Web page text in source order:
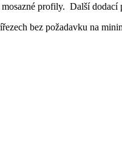
profily. Další dodací
bez požadavku na